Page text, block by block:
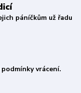
páníčkům už řadu
vrácení.